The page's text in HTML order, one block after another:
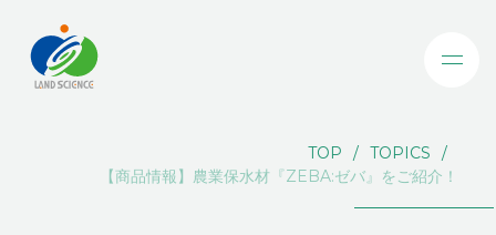
TOP
TOPICS
【商品情報】農業保水材『ZEBA:ゼバ』をご紹介！